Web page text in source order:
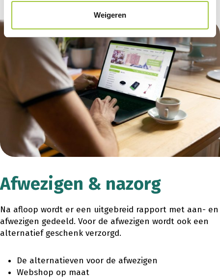
Weigeren
Afwezigen & nazorg
Na afloop wordt er een uitgebreid rapport met aan- en
afwezigen gedeeld. Voor de afwezigen wordt ook een
alternatief geschenk verzorgd.
De alternatieven voor de afwezigen
Webshop op maat